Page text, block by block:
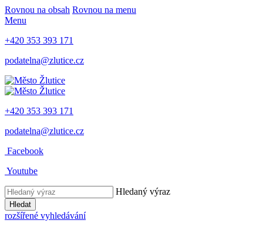
Rovnou na obsah Rovnou na menu
Menu
+420 353 393 171
podatelna@zlutice.cz
+420 353 393 171
podatelna@zlutice.cz
Facebook
Youtube
Hledaný výraz
Hledat
rozšířené vyhledávání